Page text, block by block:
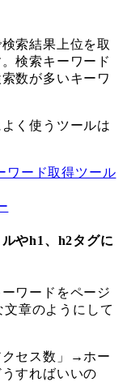
索結果上位を取
検索キーワード
数が多いキーワ
く使うツールは
ワード取得ツール
やh1、h2タグに
ワードをページ
章のようにして
クセス数」→ホー
すればいいの